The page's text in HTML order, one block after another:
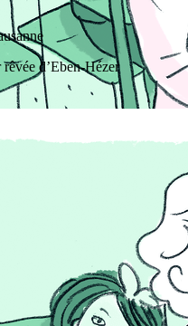
d’Eben-Hézer